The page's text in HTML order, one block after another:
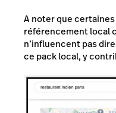
A noter que
référencement local
n’influencent pas
ce pack local, y